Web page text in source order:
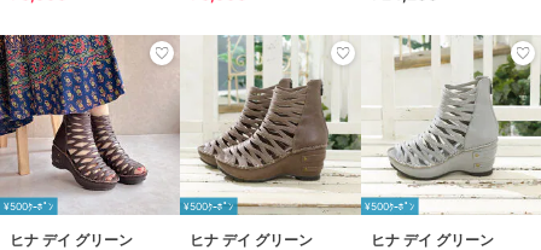
¥500ｸｰﾎﾟﾝ
ヒナ デイ グリーン
¥500ｸｰﾎﾟﾝ
ヒナ デイ グリーン
¥500ｸｰﾎﾟﾝ
ヒナ デイ グリーン